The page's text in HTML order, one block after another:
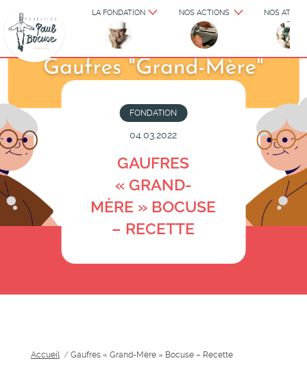
LA FONDATION NOS ACTIONS NOS
04.03.2022
FONDATION
GAUFRES
« GRAND-
MÈRE » BOCUSE
– RECETTE
Accueil/ Gaufres « Grand-Mère » Bocuse – Recette